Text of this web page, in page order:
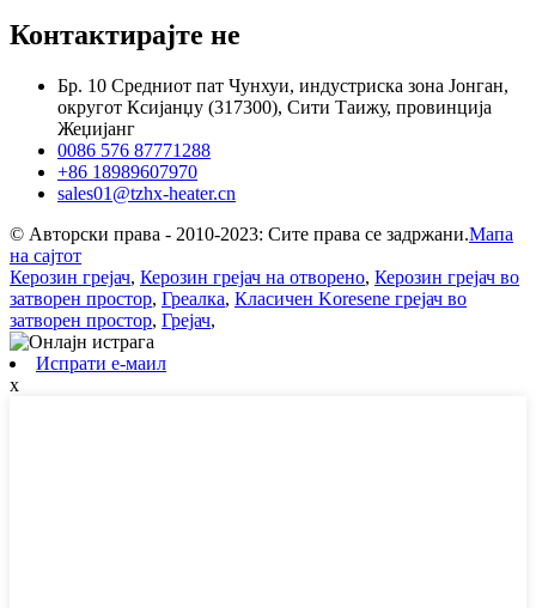
Контактирајте не
Бр. 10 Средниот пат Чунхуи, индустриска зона Јонган,
округот Ксијанџу (317300), Сити Таижу, провинција
Жеџијанг
0086 576 87771288
+86 18989607970
sales01@tzhx-heater.cn
© Авторски права - 2010-2023: Сите права се задржани.Мапа
на сајтот
Керозин грејач, Керозин грејач на отворено, Керозин грејач во
затворен простор, Греалка, Класичен Koresene грејач во
затворен простор, Грејач,
Испрати е-маил
x